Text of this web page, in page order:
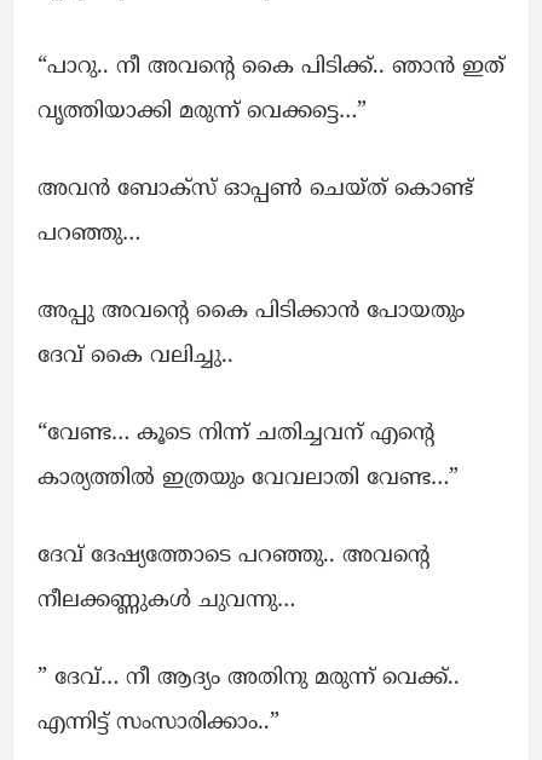
“പാറു.. നീ അവന്റെ കൈ പിടിക്ക്.. ഞാൻ ഇത്
വൃത്തിയാക്കി മരുന്ന് വെക്കട്ടെ…”
അവന്‍ ബോക്സ് ഓപ്പൺ ചെയ്ത് കൊണ്ട്
പറഞ്ഞു…
അപ്പു അവന്റെ കൈ പിടിക്കാൻ പോയതും
ദേവ് കൈ വലിച്ചു..
“വേണ്ട… കൂടെ നിന്ന് ചതിച്ചവന് എന്റെ
കാര്യത്തിൽ ഇത്രയും വേവലാതി വേണ്ട…”
ദേവ് ദേഷ്യത്തോടെ പറഞ്ഞു.. അവന്റെ
നീലക്കണ്ണുകള്‍ ചുവന്നു…
” ദേവ്… നീ ആദ്യം അതിനു മരുന്ന് വെക്ക്..
എന്നിട്ട് സംസാരിക്കാം..”